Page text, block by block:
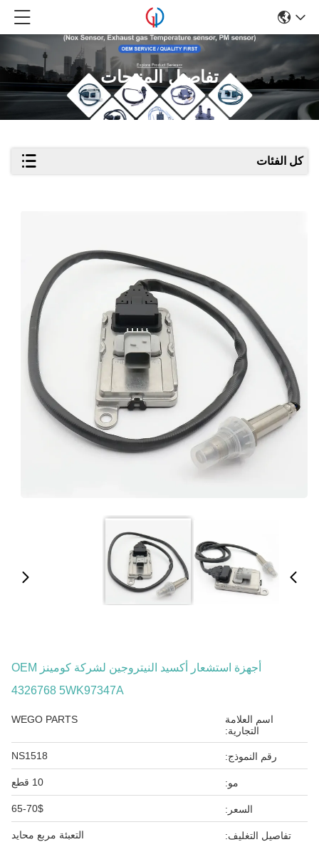
تفاصيل المنتجات
كل الفئات
أجهزة استشعار أكسيد النيتروجين لشركة كومينز OEM
4326768 5WK97347A
اسم العلامة
التجارية:
WEGO PARTS
رقم النموذج: NS1518
مو: 10 قطع
السعر: 65-70$
تفاصيل التغليف: التعبئة مربع محايد